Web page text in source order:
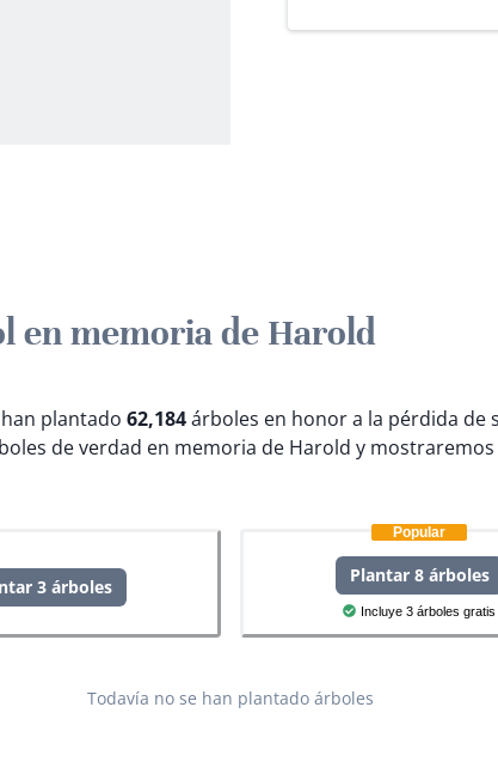
en memoria de Harold
plantado 62,184árboles en honor a la pérdida de
de verdad en memoria de Harold y
3 árboles
Popular
Plantar 8 árboles
Incluye 3 árboles gratis
Todavía no se han plantado árboles